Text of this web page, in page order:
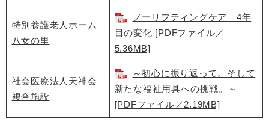
特別養護老人ホーム
八女の里
ノーリフティングケア 4年
目の変化 [PDFファイル／
5.36MB]
社会医療法人天神会
複合施設
～初心に振り返って。そして
新たな福祉用具への挑戦。～
[PDFファイル／2.19MB]